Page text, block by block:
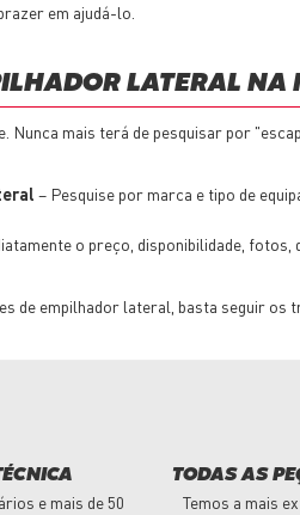
em ajudá-lo.
LATERAL
mais terá de pesquisar por
– Pesquise por marca e tipo de
o preço, disponibilidade,
de empilhador lateral, basta seguir os
e mais de 50
TODAS AS
Temos a mais